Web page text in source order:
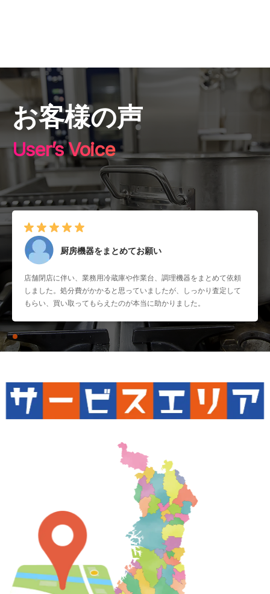
お客様の声
User’s Voice
厨房機器をまとめてお願い
店舗閉店に伴い、業務用冷蔵庫や作業台、調理機器をまとめて依頼
しました。処分費がかかると思っていましたが、しっかり査定して
もらい、買い取ってもらえたのが本当に助かりました。